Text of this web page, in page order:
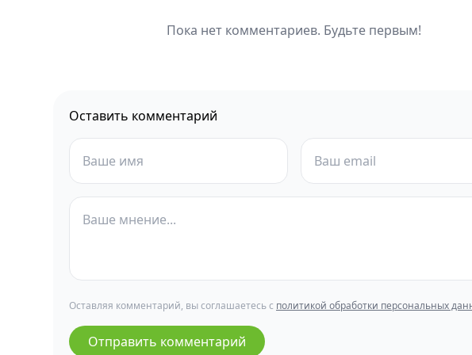
Пока нет комментариев. Будьте первым!
Оставить комментарий
Оставляя комментарий, вы соглашаетесь с политикой обработки персональных
Отправить комментарий